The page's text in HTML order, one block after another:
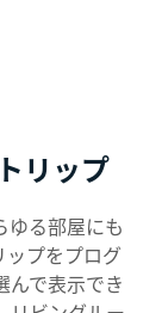
リップ
ゆる部屋にも
ップをプログ
んで表示でき